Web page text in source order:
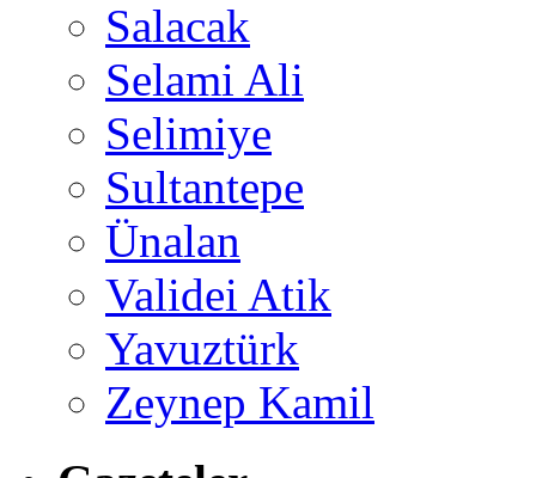
Salacak
Selami Ali
Selimiye
Sultantepe
Ünalan
Validei Atik
Yavuztürk
Zeynep Kamil